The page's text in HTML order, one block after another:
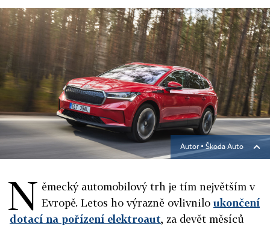
Autor ▪ Škoda Auto
N ěmecký automobilový trh je tím největším v
Evropě. Letos ho výrazně ovlivniloukončení
dotací na pořízení elektroaut, za devět měsíců